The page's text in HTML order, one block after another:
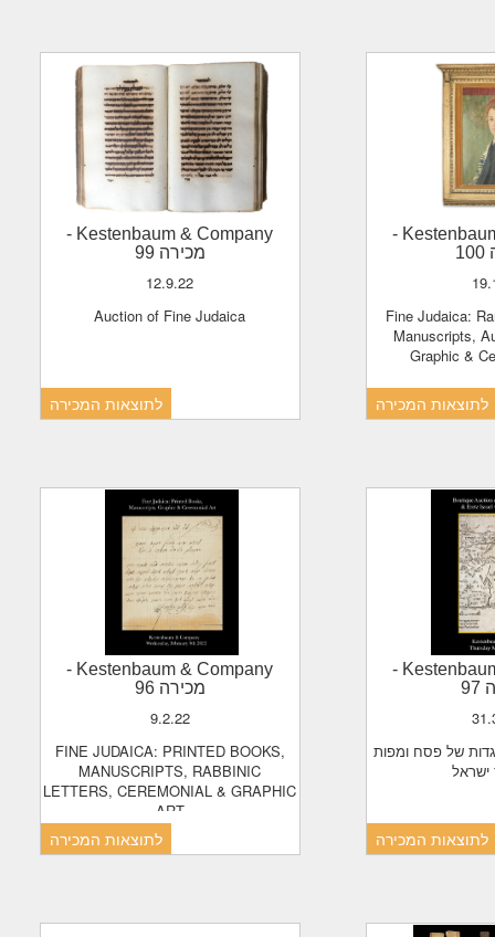
-
Fine Judaica: Rare Printed Books,
Manuscripts,
Graphic &
לתוצאות המכירה
Kestenbaum & Company
-
מכירה 99
12.9.22
Auction of Fine Judaica
לתוצאות המכירה
-
לתוצאות המכירה
Kestenbaum & Company
-
מכירה 96
9.2.22
FINE JUDAICA: PRINTED BOOKS,
MANUSCRIPTS, RABBINIC
LETTERS, CEREMONIAL & GRAPHIC
ART
לתוצאות המכירה